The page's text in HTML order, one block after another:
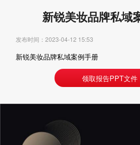
新锐美妆品牌私域
发布时间：2023-04-12 15:53
新锐美妆品牌私域案例手册
领取报告PPT文件